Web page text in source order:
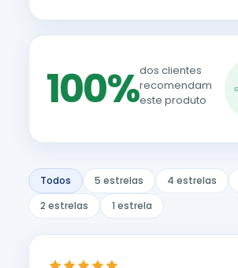
100%dos clientes
recomendam
este produto
Todos 5 estrelas 4 estrelas
2 estrelas
1 estrela